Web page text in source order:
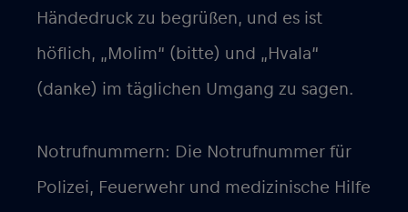
Händedruck zu begrüßen, und es ist
höflich, „Molim“ (bitte) und „Hvala“
(danke) im täglichen Umgang zu sagen.
Notrufnummern: Die Notrufnummer für
Polizei, Feuerwehr und medizinische Hilfe